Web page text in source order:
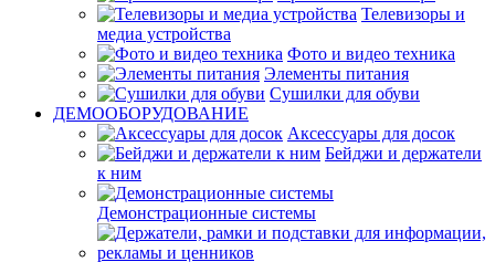
Телевизоры и
медиа устройства
Фото и видео техника
Элементы питания
Сушилки для обуви
ДЕМООБОРУДОВАНИЕ
Аксессуары для досок
Бейджи и держатели
к ним
Демонстрационные системы